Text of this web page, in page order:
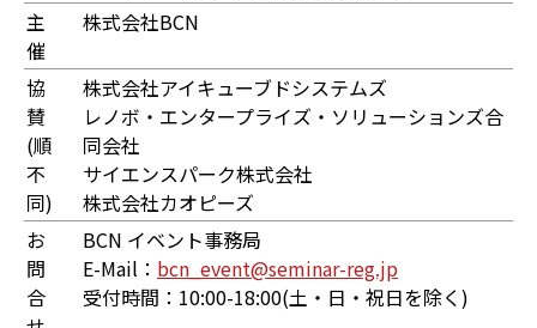
主
催
株式会社BCN
協
賛
(順
不
同)
株式会社アイキューブドシステムズ
レノボ・エンタープライズ・ソリューションズ合
同会社
サイエンスパーク株式会社
株式会社カオピーズ
お
問
合
BCN イベント事務局
E-Mail： bcn_event@seminar-reg.jp
受付時間：10:00-18:00(土・日・祝日を除く)